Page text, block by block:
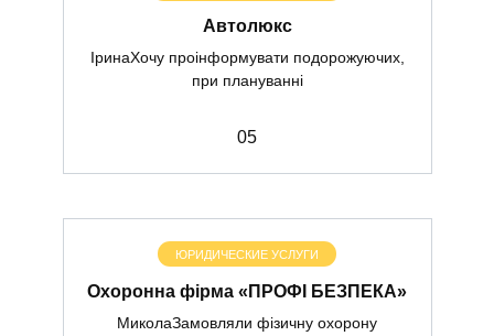
Автолюкс
ІринаХочу проінформувати подорожуючих,
при плануванні
05
ЮРИДИЧЕСКИЕ УСЛУГИ
Охоронна фірма «ПРОФІ БЕЗПЕКА»
МиколаЗамовляли фізичну охорону